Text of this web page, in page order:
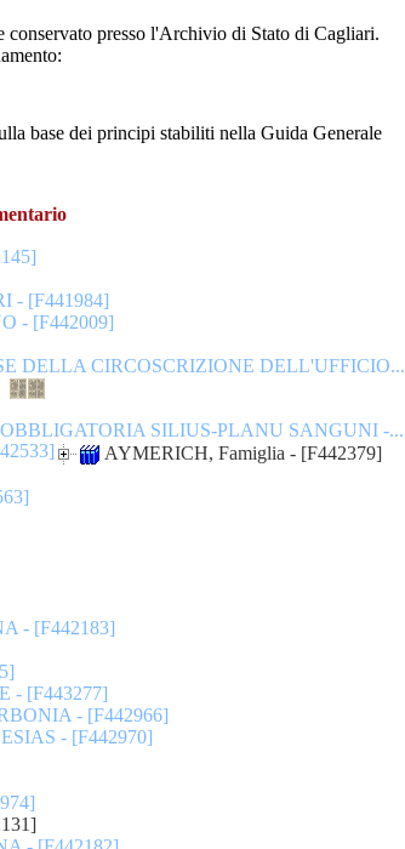
presso l'Archivio di Stato di Cagliari.
nella Guida Generale
- [F441984]
- [F442009]
DELLA CIRCOSCRIZIONE DELL'UFFICIO...
SILIUS-PLANU SANGUNI -...
AYMERICH, Famiglia - [F442379]
- [F442183]
- [F443277]
- [F442966]
- [F442970]